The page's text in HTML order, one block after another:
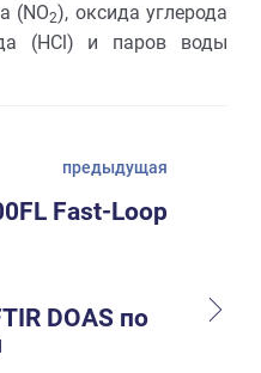
(NO2), оксида углерода
(HCl) и паров воды
предыдущая
Fast-Loop
DOAS по